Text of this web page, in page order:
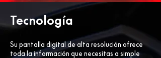
Tecnología
Su pantalla digital de alta resolución ofrece
toda la información que necesitas a simple